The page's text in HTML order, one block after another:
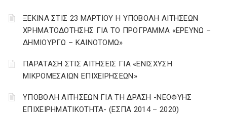
ΞΕΚΙΝΑ ΣΤΙΣ 23 ΜΑΡΤΙΟΥ Η ΥΠΟΒΟΛΗ ΑΙΤΗΣΕΩΝ
ΧΡΗΜΑΤΟΔΟΤΗΣΗΣ ΓΙΑ ΤΟ ΠΡΟΓΡΑΜΜΑ «ΕΡΕΥΝΩ –
ΔΗΜΙΟΥΡΓΩ – ΚΑΙΝΟΤΟΜΩ»
ΠΑΡΑΤΑΣΗ ΣΤΙΣ ΑΙΤΗΣΕΙΣ ΓΙΑ «ΕΝΙΣΧΥΣΗ
ΜΙΚΡΟΜΕΣΑΙΩΝ ΕΠΙΧΕΙΡΗΣΕΩΝ»
ΥΠΟΒΟΛΗ ΑΙΤΗΣΕΩΝ ΓΙΑ ΤΗ ΔΡΑΣΗ -ΝΕΟΦΥΗΣ
ΕΠΙΧΕΙΡΗΜΑΤΙΚΟΤΗΤΑ- (ΕΣΠΑ 2014 – 2020)